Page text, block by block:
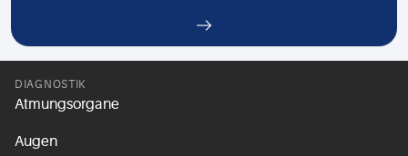
DIAGNOSTIK
Atmungsorgane
Augen